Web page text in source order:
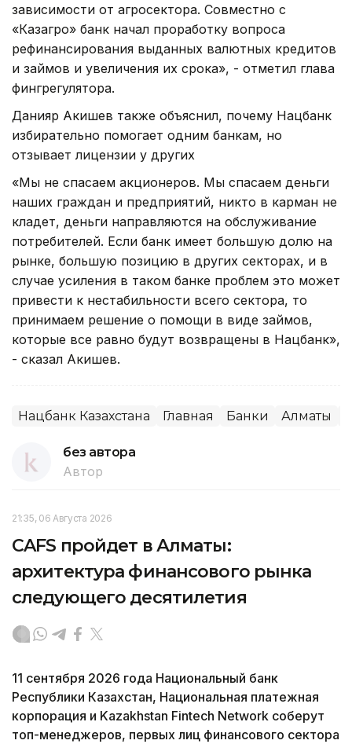
зависимости от агросектора. Совместно с
«Казагро» банк начал проработку вопроса
рефинансирования выданных валютных кредитов
и займов и увеличения их срока», - отметил глава
фингрегулятора.
Данияр Акишев также объяснил, почему Нацбанк
избирательно помогает одним банкам, но
отзывает лицензии у других
«Мы не спасаем акционеров. Мы спасаем деньги
наших граждан и предприятий, никто в карман не
кладет, деньги направляются на обслуживание
потребителей. Если банк имеет большую долю на
рынке, большую позицию в других секторах, и в
случае усиления в таком банке проблем это может
привести к нестабильности всего сектора, то
принимаем решение о помощи в виде займов,
которые все равно будут возвращены в Нацбанк»,
- сказал Акишев.
Нацбанк Казахстана Главная Банки Алматы
без автора
Автор
21:35, 06 Августа 2026
CAFS пройдет в Алматы:
архитектура финансового рынка
следующего десятилетия
11 сентября 2026 года Национальный банк
Республики Казахстан, Национальная платежная
корпорация и Kazakhstan Fintech Network соберут
топ-менеджеров, первых лиц финансового сектора